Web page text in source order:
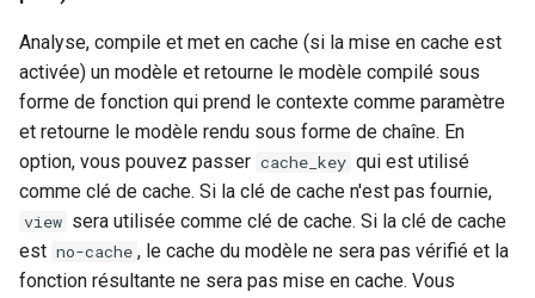
Analyse, compile et met en cache (si la mise en cache est
activée) un modèle et retourne le modèle compilé sous
forme de fonction qui prend le contexte comme paramètre
et retourne le modèle rendu sous forme de chaîne. En
option, vous pouvez passer cache_key qui est utilisé
comme clé de cache. Si la clé de cache n'est pas fournie,
view sera utilisée comme clé de cache. Si la clé de cache
est no-cache , le cache du modèle ne sera pas vérifié et la
fonction résultante ne sera pas mise en cache. Vous